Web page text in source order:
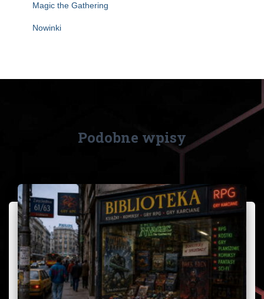
Magic the Gathering
Nowinki
Podobne wpisy